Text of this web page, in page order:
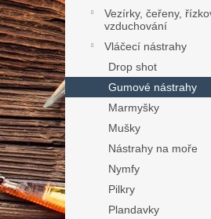
Vezírky, čeřeny,
vzduchování
Vláčecí nástrahy
Drop shot
Gumové nástrahy
Marmyšky
Mušky
Nástrahy na moře
Nymfy
Pilkry
Plandavky